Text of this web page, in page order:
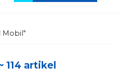
Mobil"
114 artikel